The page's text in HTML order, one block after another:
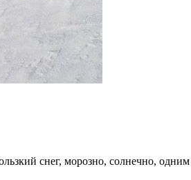
снег, морозно, солнечно,